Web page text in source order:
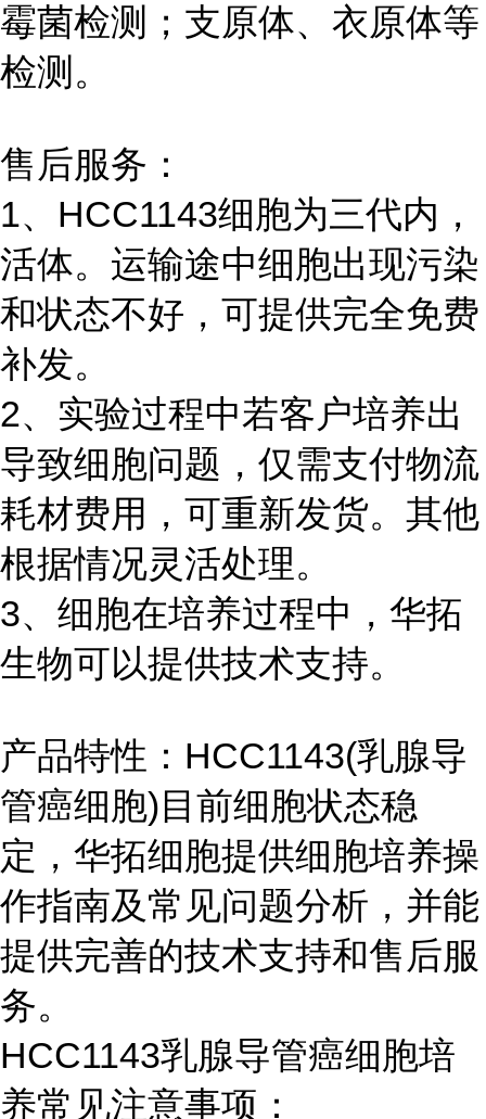
霉菌检测；支原体、衣原体等
检测。
售后服务：
1、HCC1143细胞为三代内，
活体。运输途中细胞出现污染
和状态不好，可提供完全免费
补发。
2、实验过程中若客户培养出
导致细胞问题，仅需支付物流
耗材费用，可重新发货。其他
根据情况灵活处理。
3、细胞在培养过程中，华拓
生物可以提供技术支持。
产品特性：HCC1143(乳腺导
管癌细胞)目前细胞状态稳
定，华拓细胞提供细胞培养操
作指南及常见问题分析，并能
提供完善的技术支持和售后服
务。
HCC1143乳腺导管癌细胞培
养常见注意事项：